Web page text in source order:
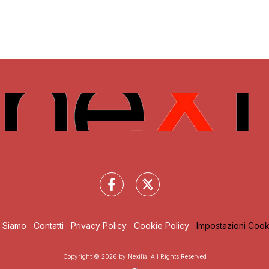
Siamo Contatti Privacy Policy Cookie Policy Impostazioni
Copyright © 2026 by Nexilia. All Rights Reserved